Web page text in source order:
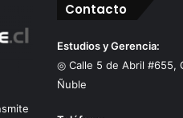
Contacto
Estudios y Gerencia:
◎ Calle 5 de Abril #655,
Ñuble